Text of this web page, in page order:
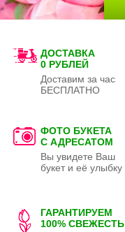
ДОСТАВКА
0 РУБЛЕЙ
Доставим за час
БЕСПЛАТНО
ФОТО БУКЕТА
С АДРЕСАТОМ
Вы увидете Ваш
букет и её улыбку
ГАРАНТИРУЕМ
100% СВЕЖЕСТЬ